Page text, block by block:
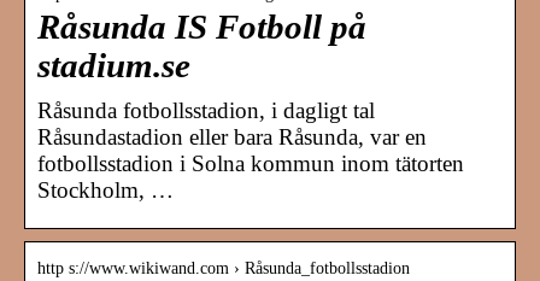
Råsunda IS Fotboll på
stadium.se
Råsunda fotbollsstadion, i dagligt tal
Råsundastadion eller bara Råsunda, var en
fotbollsstadion i Solna kommun inom tätorten
Stockholm, …
http s://www.wikiwand.com › Råsunda_fotbollsstadion